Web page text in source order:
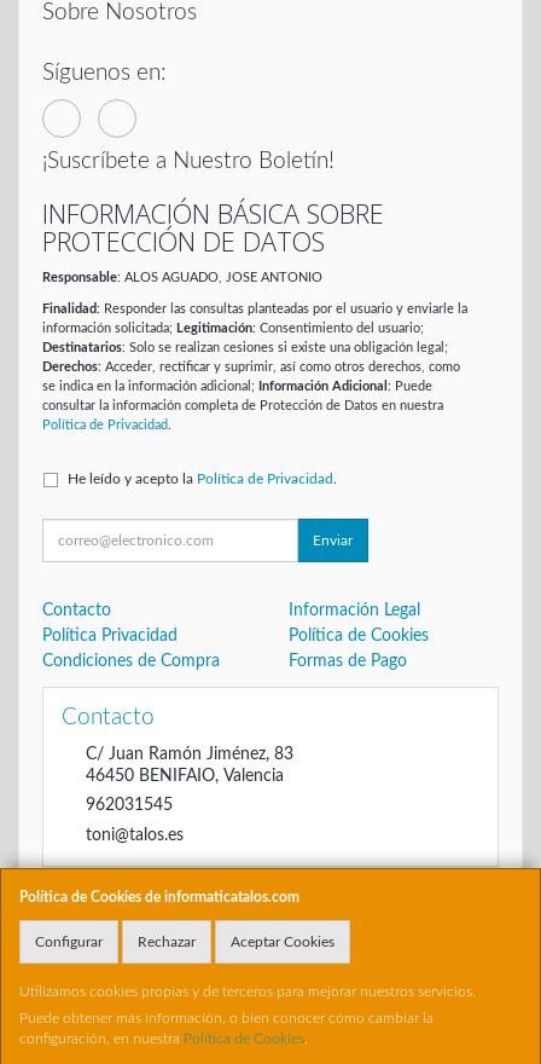
Política de Cookies de informaticatalos.com
Configurar Rechazar Aceptar Cookies
Utilizamos cookies propias y de terceros para mejorar nuestros servicios.
Puede obtener más información, o bien conocer cómo cambiar la
configuración, en nuestra Política de Cookies
Sobre Nosotros
Síguenos en:
¡Suscríbete a Nuestro Boletín!
INFORMACIÓN BÁSICA SOBRE
PROTECCIÓN DE DATOS
Responsable: ALOS AGUADO, JOSE ANTONIO
Finalidad: Responder las consultas planteadas por el usuario y enviarle la
información solicitada; Legitimación: Consentimiento del usuario;
Destinatarios: Solo se realizan cesiones si existe una obligación legal;
Derechos: Acceder, rectificar y suprimir, así como otros derechos, como
se indica en la información adicional;
Información Adicional : Puede
consultar la información completa de Protección de Datos en nuestra
Política de Privacidad.
He leído y acepto la Política de Privacidad
Enviar
Contacto
Información Legal
Política Privacidad
Política de Cookies
Condiciones de Compra
Formas de Pago
Contacto
C/ Juan Ramón Jiménez, 83
46450 BENIFAIO, Valencia
962031545
toni@talos.es
Horario
De 16:00 hasta las 20:30
, , , , España. - C.I.F.: 22698504B - Tfno: